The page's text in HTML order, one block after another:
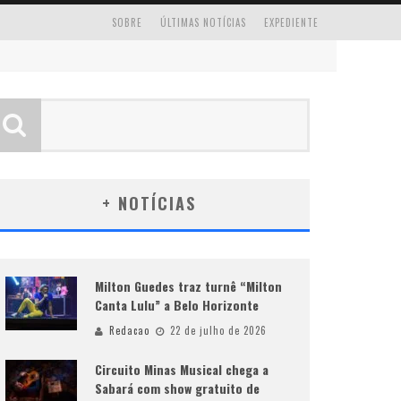
EXPEDIENTE
ÚLTIMAS NOTÍCIAS
SOBRE
+ NOTÍCIAS
Milton Guedes traz turnê “Milton
Canta Lulu” a Belo Horizonte
Redacao 22 de julho de 2026
Circuito Minas Musical chega a
Sabará com show gratuito de